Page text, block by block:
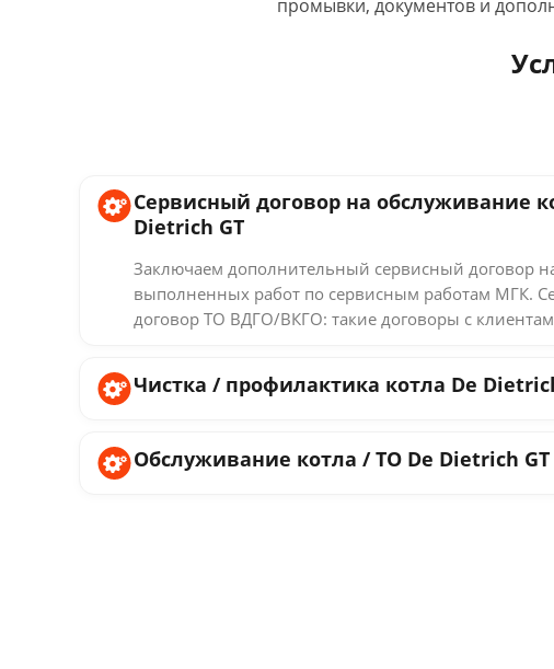
промывки, документов и
Сервисный договор на обслуживание
Dietrich GT
Заключаем дополнительный сервисный договор
выполненных работ по сервисным работам МГК.
договор ТО ВДГО/ВКГО: такие договоры с
Чистка / профилактика котла De
Обслуживание котла / ТО De Dietrich GT